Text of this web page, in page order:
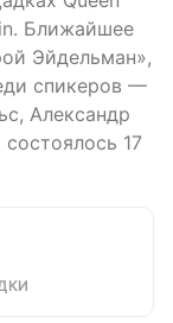
Ближайшее
Эйдельман»,
спикеров —
Александр
17